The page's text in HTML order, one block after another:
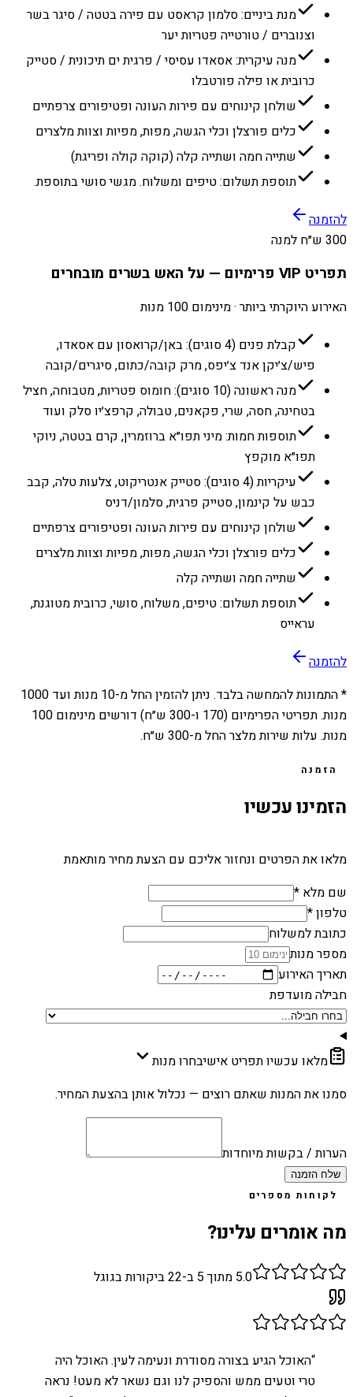
מנת ביניים: סלמון קראסט עם פירה בטטה / סיגר בשר
וצנוברים / טורטייה פטריות יער
מנה עיקרית: אסאדו עסיסי / פרגית ים תיכונית / סטייק
כרובית או פילה פורטבלו
שולחן קינוחים עם פירות העונה ופטיפורים צרפתיים
כלים פורצלן וכלי הגשה, מפות, מפיות וצוות מלצרים
שתייה חמה ושתייה קלה (קוקה קולה ופריגת)
תוספת תשלום: טיפים ומשלוח. מגשי סושי בתוספת.
להזמנה
300 ש״ח למנה
תפריט VIP פרימיום — על האש בשרים מובחרים
האירוע היוקרתי ביותר · מינימום 100 מנות
קבלת פנים (4 סוגים): באן/קרואסון עם אסאדו,
פיש/צ׳יקן אנד צ׳יפס, מרק קובה/כתום, סיגרים/קובה
מנה ראשונה (10 סוגים): חומוס פטריות, מטבוחה, חציל
בטחינה, חסה, שרי, פקאנים, טבולה, קרפצ׳יו סלק ועוד
תוספות חמות: מיני תפו״א ברוזמרין, קרם בטטה, ניוקי
תפו״א מוקפץ
עיקריות (4 סוגים): סטייק אנטריקוט, צלעות טלה, קבב
כבש על קינמון, סטייק פרגית, סלמון/דניס
שולחן קינוחים עם פירות העונה ופטיפורים צרפתיים
כלים פורצלן וכלי הגשה, מפות, מפיות וצוות מלצרים
שתייה חמה ושתייה קלה
תוספת תשלום: טיפים, משלוח, סושי, כרובית מטוגנת,
עראייס
להזמנה
* התמונות להמחשה בלבד. ניתן להזמין החל מ-10 מנות ועד 1000
מנות. תפריטי הפרימיום (170 ו-300 ש״ח) דורשים מינימום 100
מנות. עלות שירות מלצר החל מ-300 ש״ח.
הזמנה
הזמינו עכשיו
מלאו את הפרטים ונחזור אליכם עם הצעת מחיר מותאמת
שם מלא *
טלפון *
כתובת למשלוח
מספר מנות
תאריך האירוע
חבילה מועדפת
מלאו עכשיו תפריט אישיבחרו מנות
סמנו את המנות שאתם רוצים — נכלול אותן בהצעת המחיר.
הערות / בקשות מיוחדות
שלח הזמנה
לקוחות מספרים
מה אומרים עלינו?
5.0 מתוך 5 ב- 22ביקורות בגוגל
“האוכל הגיע בצורה מסודרת ונעימה לעין. האוכל היה
טרי וטעים ממש והספיק לנו וגם נשאר לא מעט! נראה